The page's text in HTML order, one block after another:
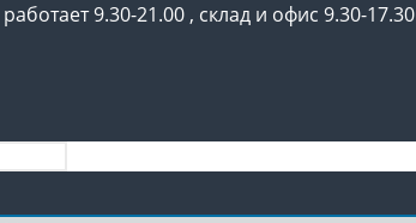
9.30-21.00 , склад и офис 9.30-17.30